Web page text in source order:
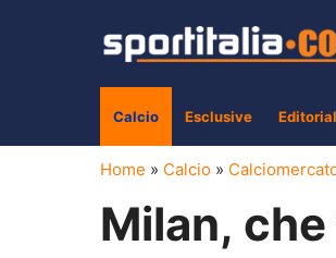
Calcio Esclusive
Home » Calcio »
Milan,